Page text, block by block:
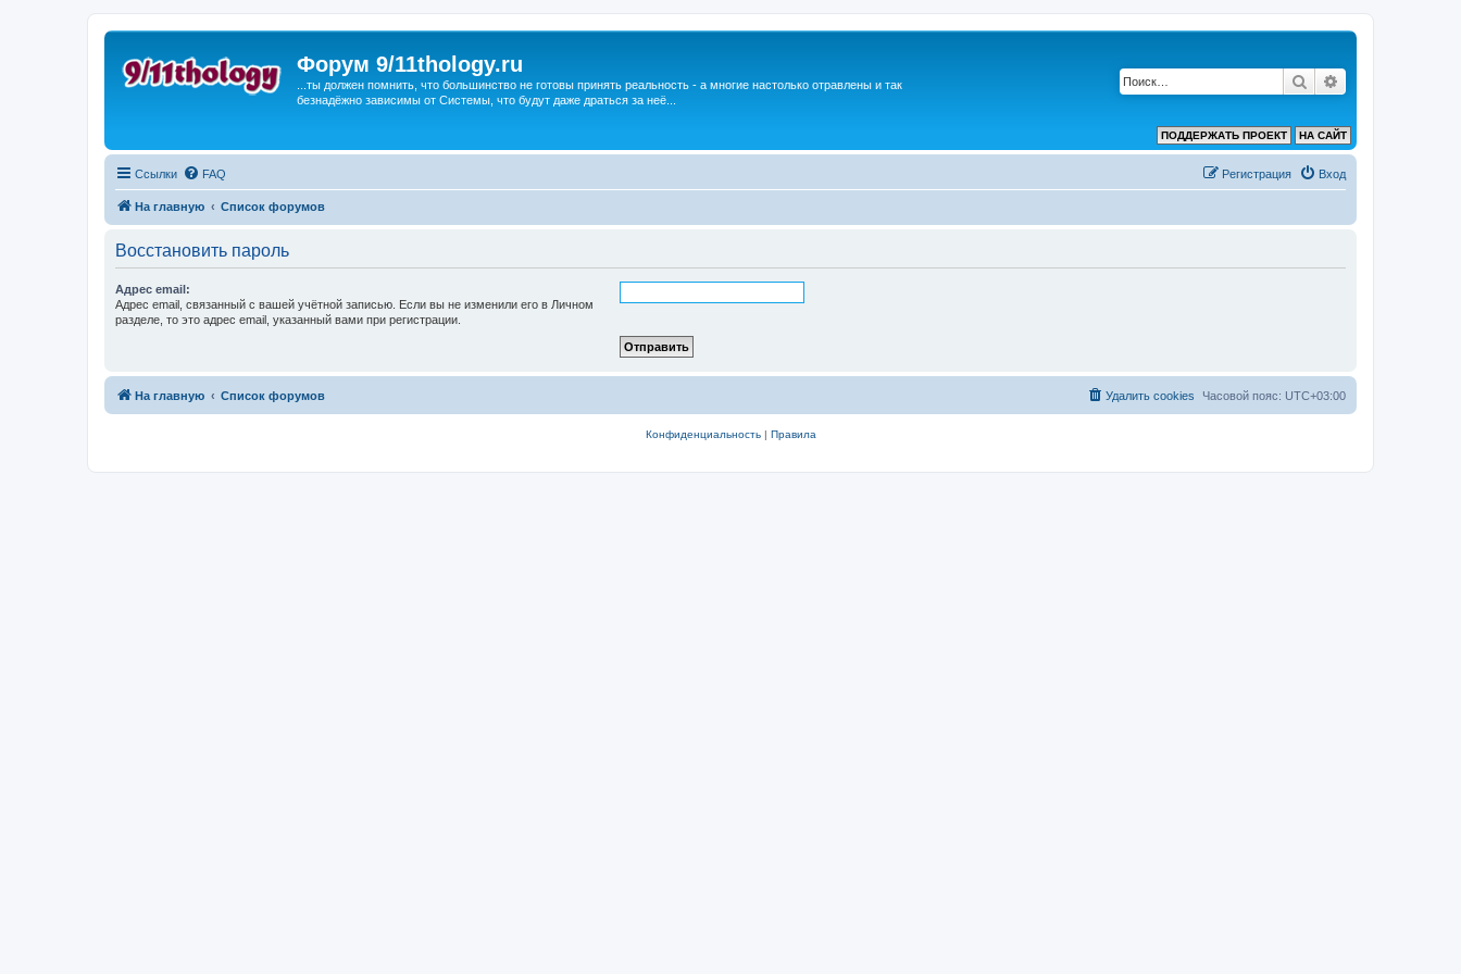
Форум 9/11thology.ru
...ты должен помнить, что большинство не готовы принять реальность - а многие настолько отравлены и так
безнадёжно зависимы от Системы, что будут даже драться за неё...
Поиск
НА САЙТ
ПОДДЕРЖАТЬ ПРОЕКТ
Ссылки FAQ Вход
Регистрация
На главную Список форумов
Восстановить пароль
Адрес email:
Адрес email, связанный с вашей учётной записью. Если вы не изменили его в Личном
разделе, то это адрес email, указанный вами при регистрации.
На главную Список форумов Часовой пояс: UTC+03:00
Удалить cookies
Конфиденциальность| Правила